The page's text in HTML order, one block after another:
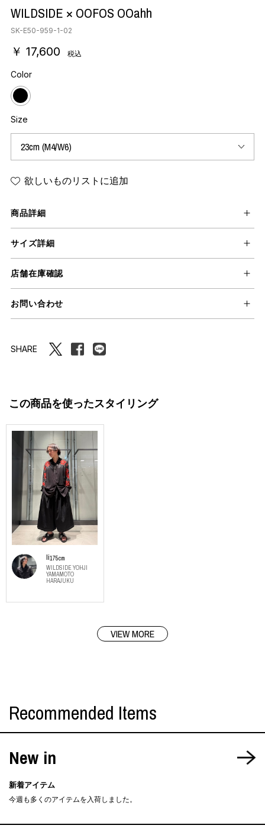
WILDSIDE × OOFOS OOahh
SK-E50-959-1-02
￥ 17,600 税込
Color
Size
欲しいものリストに追加
商品詳細
サイズ詳細
店舗在庫確認
お問い合わせ
SHARE
この商品を使ったスタイリング
Ii175cm
WILDSIDE YOHJI
YAMAMOTO
HARAJUKU
VIEW MORE
Recommended Items
New in
新着アイテム
今週も多くのアイテムを入荷しました。